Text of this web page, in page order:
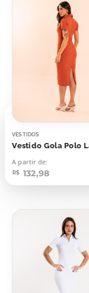
VESTIDOS
A partir de:
R$ 132,98